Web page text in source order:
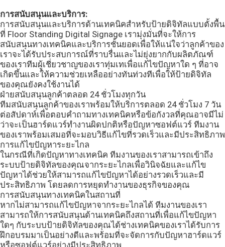
ตู้หน้าจอสัมผัส
กรอบภาพถ่ายดิจิตอล
การสนับสนุนและบริการ:
การสนับสนุนและบริการด้านเทคนิคสำหรับป้ายดิจิทัลแบบตั้งพื้น
ที่ Floor Standing Digital Signage เรามุ่งมั่นที่จะให้การ
สนับสนุนทางเทคนิคและบริการชั้นยอดเพื่อให้แน่ใจว่าลูกค้าของ
เราจะได้รับประสบการณ์ที่ราบรื่นและไม่ยุ่งยากกับผลิตภัณฑ์
ของเราทีมผู้เชี่ยวชาญของเราทุ่มเทเพื่อแก้ไขปัญหาใด ๆ ที่อาจ
เกิดขึ้นและให้ความช่วยเหลืออย่างทันท่วงทีเพื่อให้ป้ายดิจิทัล
ของคุณยังคงใช้งานได้
ฝ่ายสนับสนุนลูกค้าตลอด 24 ชั่วโมงทุกวัน
ทีมสนับสนุนลูกค้าของเราพร้อมให้บริการตลอด 24 ชั่วโมง 7 วัน
ต่อสัปดาห์เพื่อตอบคำถามทางเทคนิคหรือข้อกังวลที่คุณอาจมีไม่
ว่าจะเป็นฮาร์ดแวร์ทำงานผิดปกติหรือปัญหาซอฟต์แวร์ ทีมงาน
ของเราพร้อมเสมอที่จะมอบวิธีแก้ไขที่รวดเร็วและมีประสิทธิภาพ
การแก้ไขปัญหาระยะไกล
ในกรณีที่เกิดปัญหาทางเทคนิค ทีมงานของเราสามารถเข้าถึง
ระบบป้ายดิจิทัลของคุณจากระยะไกลเพื่อวินิจฉัยและแก้ไข
ปัญหาได้ช่วยให้สามารถแก้ไขปัญหาได้อย่างรวดเร็วและมี
ประสิทธิภาพ โดยลดการหยุดทำงานของธุรกิจของคุณ
การสนับสนุนทางเทคนิคในสถานที่
หากไม่สามารถแก้ไขปัญหาจากระยะไกลได้ ทีมงานของเรา
สามารถให้การสนับสนุนด้านเทคนิคถึงสถานที่เพื่อแก้ไขปัญหา
ใดๆ กับระบบป้ายดิจิทัลของคุณได้ช่างเทคนิคของเราได้รับการ
ฝึกอบรมมาเป็นอย่างดีและพร้อมที่จะจัดการกับปัญหาฮาร์ดแวร์